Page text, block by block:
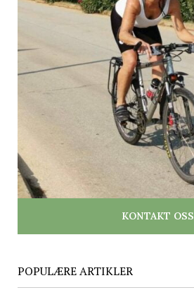
KONTAKT OSS
POPULÆRE ARTIKLER